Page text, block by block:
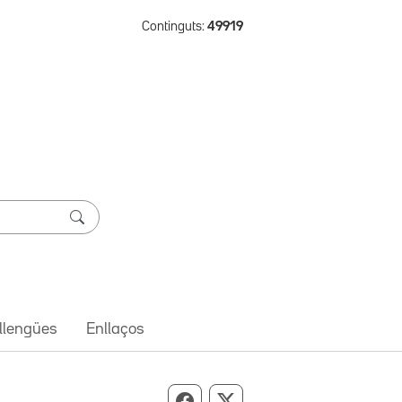
Continguts: 49919
Enllaços